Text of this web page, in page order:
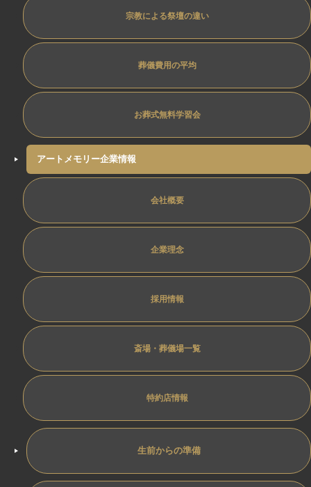
宗教による祭壇の違い
葬儀費用の平均
お葬式無料学習会
アートメモリー企業情報
会社概要
企業理念
採用情報
斎場・葬儀場一覧
特約店情報
生前からの準備